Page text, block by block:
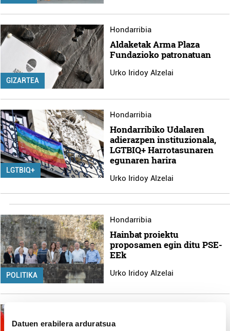
Datuen erabilera arduratsua
GIZARTEA
Hondarribia
Aldaketak Arma Plaza
Fundazioko patronatuan
Urko Iridoy Alzelai
LGTBIQ+
Hondarribia
Hondarribiko Udalaren
adierazpen instituzionala,
LGTBIQ+ Harrotasunaren
egunaren harira
Urko Iridoy Alzelai
POLITIKA
Hondarribia
Hainbat proiektu
proposamen egin ditu PSE-
EEk
Urko Iridoy Alzelai
Itaia Henry Mendezen